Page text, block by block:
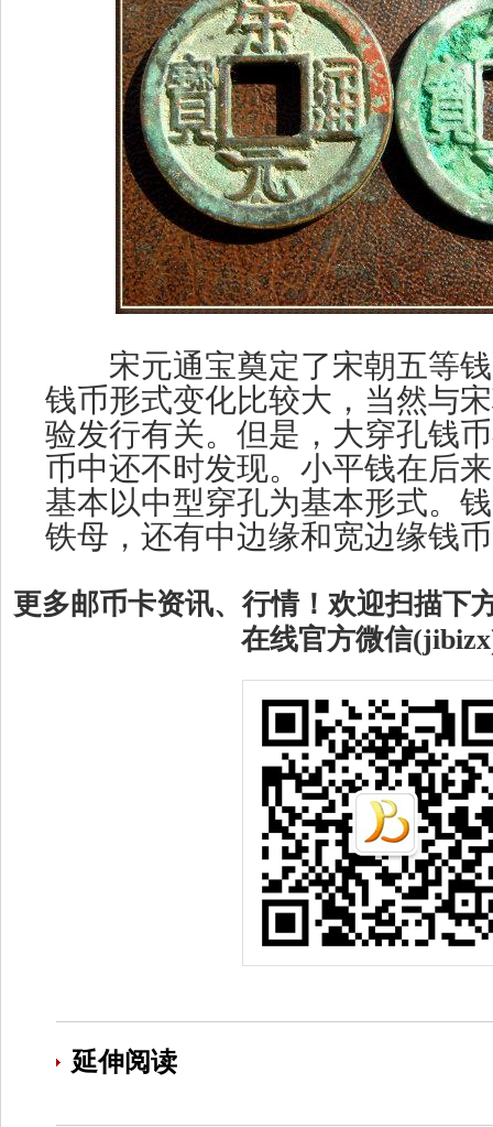
宋元通宝奠定了宋朝五等钱
钱币形式变化比较大，当然与
验发行有关。但是，大穿孔钱
币中还不时发现。小平钱在后
基本以中型穿孔为基本形式。
铁母，还有中边缘和宽边缘钱
更多邮币卡资讯、行情！欢迎扫描下
在线官方微信
延伸阅读